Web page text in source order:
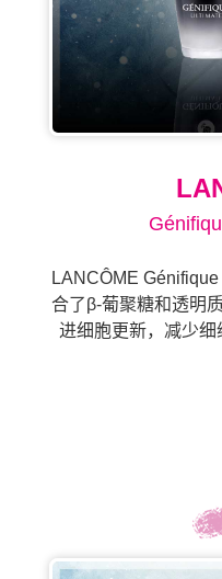
LANCÔME
合了β-葡聚糖和透明
进细胞更新，减少细